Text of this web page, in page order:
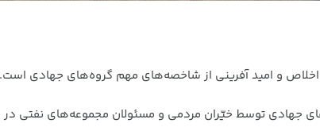
و امید آفرینی از شاخصه‌های مهم گروه‌های جهادی است.
جهادی توسط خیّران مردمی و مسئولان مجموعه‌های نفتی